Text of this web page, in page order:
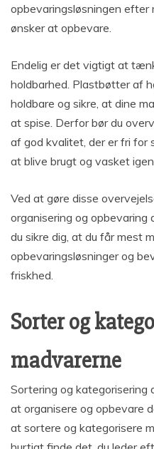
opbevaringsløsningen
ønsker at opbevare.
Endelig er det vigtigt at
holdbarhed. Plastbøtter af
holdbare og sikre, at dine
at spise. Derfor bør du
af god kvalitet, der er fri for
at blive brugt og vasket
Ved at gøre disse
organisering og opbevaring
du sikre dig, at du får mest
opbevaringsløsninger og
friskhed.
Sorter og
madvarerne
Sortering og kategorisering
at organisere og opbevare
at sortere og kategorisere